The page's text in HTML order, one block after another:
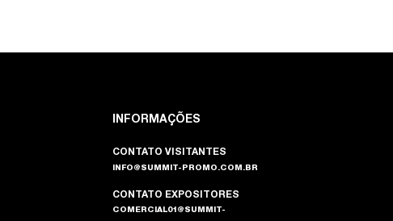
INFORMAÇÕES
CONTATO VISITANTES
INFO@SUMMIT-PROMO.COM.BR
CONTATO EXPOSITORES
COMERCIAL01@SUMMIT-